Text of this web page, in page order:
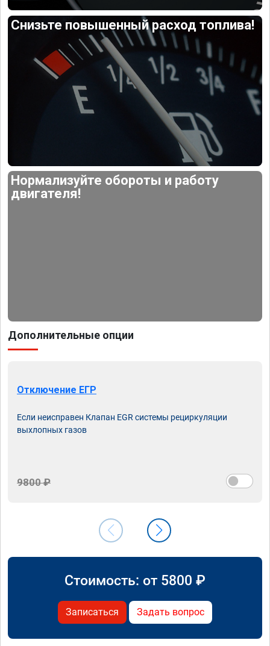
Снизьте повышенный расход топлива!
Нормализуйте обороты и работу
двигателя!
Дополнительные опции
Отключение ЕГР
Если неисправен Клапан EGR системы рециркуляции
выхлопных газов
9800 ₽
Стоимость: от 5800 ₽
Записаться Задать вопрос